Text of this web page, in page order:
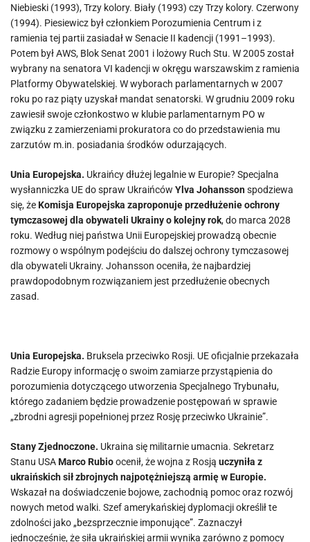
Niebieski (1993), Trzy kolory. Biały (1993) czy Trzy kolory. Czerwony
(1994). Piesiewicz był członkiem Porozumienia Centrum i z
ramienia tej partii zasiadał w Senacie II kadencji (1991–1993).
Potem był AWS, Blok Senat 2001 i lożowy Ruch Stu. W 2005 został
wybrany na senatora VI kadencji w okręgu warszawskim z ramienia
Platformy Obywatelskiej. W wyborach parlamentarnych w 2007
roku po raz piąty uzyskał mandat senatorski. W grudniu 2009 roku
zawiesił swoje członkostwo w klubie parlamentarnym PO w
związku z zamierzeniami prokuratora co do przedstawienia mu
zarzutów m.in. posiadania środków odurzających.
Unia Europejska. Ukraińcy dłużej legalnie w Europie? Specjalna
wysłanniczka UE do spraw Ukraińców Ylva Johanssonspodziewa
się, żeKomisja Europejska zaproponuje przedłużenie ochrony
tymczasowej dla obywateli Ukrainy o kolejny rok, do marca 2028
roku. Według niej państwa Unii Europejskiej prowadzą obecnie
rozmowy o wspólnym podejściu do dalszej ochrony tymczasowej
dla obywateli Ukrainy. Johansson oceniła, że najbardziej
prawdopodobnym rozwiązaniem jest przedłużenie obecnych
zasad.
Unia Europejska. Bruksela przeciwko Rosji. UE oficjalnie przekazała
Radzie Europy informację o swoim zamiarze przystąpienia do
porozumienia dotyczącego utworzenia Specjalnego Trybunału,
którego zadaniem będzie prowadzenie postępowań w sprawie
„zbrodni agresji popełnionej przez Rosję przeciwko Ukrainie”.
Stany Zjednoczone. Ukraina się militarnie umacnia. Sekretarz
Stanu USAMarco Rubioocenił, że wojna z Rosją uczyniła z
ukraińskich sił zbrojnych najpotężniejszą armię w Europie.
Wskazał na doświadczenie bojowe, zachodnią pomoc oraz rozwój
nowych metod walki. Szef amerykańskiej dyplomacji określił te
zdolności jako „bezsprzecznie imponujące”. Zaznaczył
jednocześnie, że siła ukraińskiej armii wynika zarówno z pomocy